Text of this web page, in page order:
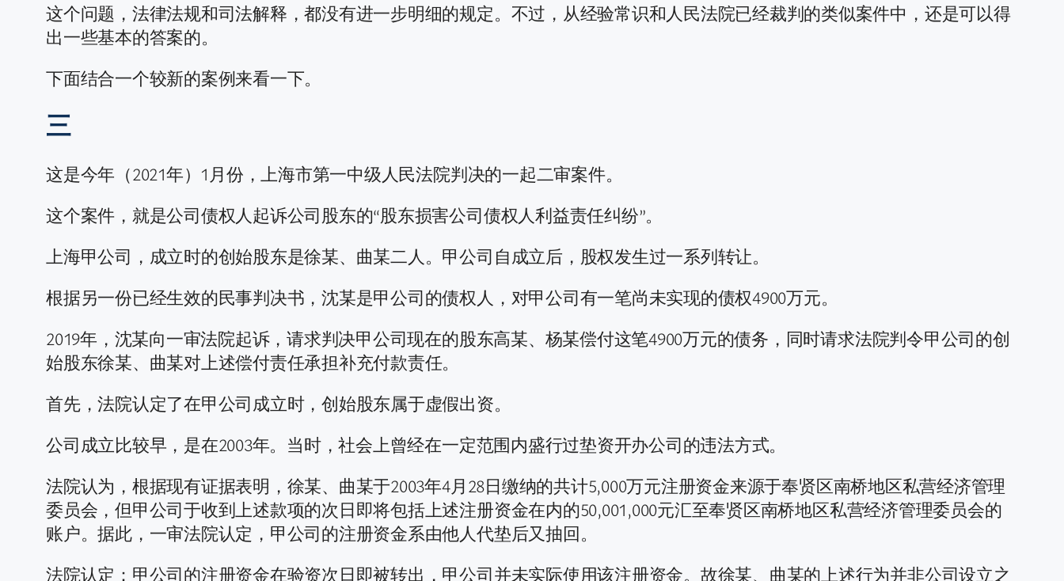
这个问题，法律法规和司法解释，都没有进一步明细的规定。不过，从经验常识和人民法院已经裁判的类似案件中，还是可以得
出一些基本的答案的。
下面结合一个较新的案例来看一下。
三
这是今年（2021年）1月份，上海市第一中级人民法院判决的一起二审案件。
这个案件，就是公司债权人起诉公司股东的“股东损害公司债权人利益责任纠纷”。
上海甲公司，成立时的创始股东是徐某、曲某二人。甲公司自成立后，股权发生过一系列转让。
根据另一份已经生效的民事判决书，沈某是甲公司的债权人，对甲公司有一笔尚未实现的债权4900万元。
2019年，沈某向一审法院起诉，请求判决甲公司现在的股东高某、杨某偿付这笔4900万元的债务，同时请求法院判令甲公司的创
始股东徐某、曲某对上述偿付责任承担补充付款责任。
首先，法院认定了在甲公司成立时，创始股东属于虚假出资。
公司成立比较早，是在2003年。当时，社会上曾经在一定范围内盛行过垫资开办公司的违法方式。
法院认为，根据现有证据表明，徐某、曲某于2003年4月28日缴纳的共计5,000万元注册资金来源于奉贤区南桥地区私营经济管理
委员会，但甲公司于收到上述款项的次日即将包括上述注册资金在内的50,001,000元汇至奉贤区南桥地区私营经济管理委员会的
账户。据此，一审法院认定，甲公司的注册资金系由他人代垫后又抽回。
法院认定：甲公司的注册资金在验资次日即被转出，甲公司并未实际使用该注册资金。故徐某、曲某的上述行为并非公司设立之